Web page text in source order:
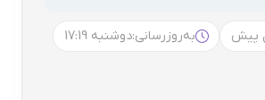
به‌روزرسانی:دوشنبه 17:19